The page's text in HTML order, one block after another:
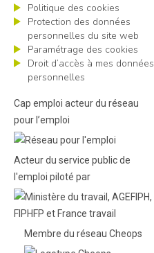
Politique des cookies
Protection des données
personnelles du site web
Paramétrage des cookies
Droit d’accès à mes données
personnelles
Cap emploi acteur du réseau
pour l’emploi
Acteur du service public de
l'emploi piloté par
Membre du réseau Cheops